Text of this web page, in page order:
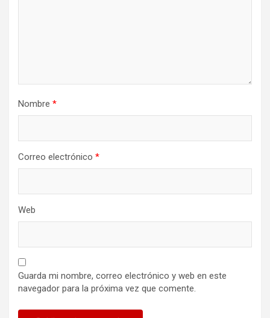
Nombre *
Correo electrónico *
Web
Guarda mi nombre, correo electrónico y web en este
navegador para la próxima vez que comente.